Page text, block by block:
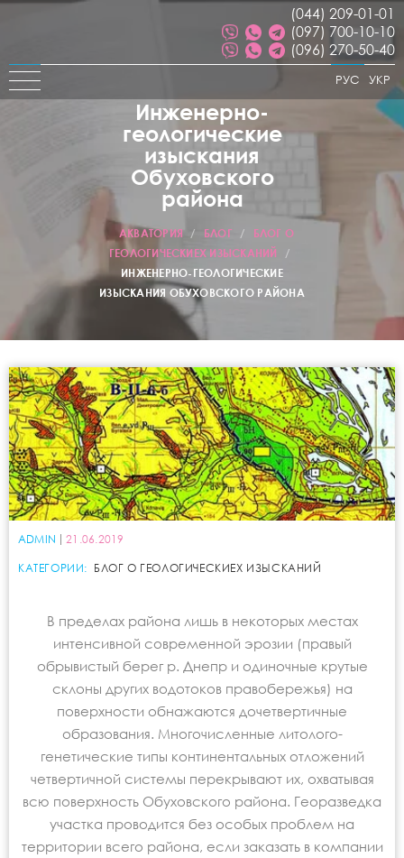
(044) 209-01-01
(097) 700-10-10
(096) 270-50-40
УКР
РУС
Инженерно-
геологические
изыскания
Обуховского
района
АКВАТОРИЯ / БЛОГ /
БЛОГ О
ГЕОЛОГИЧЕСКИЕХ ИЗЫСКАНИЙ
/
ИНЖЕНЕРНО-ГЕОЛОГИЧЕСКИЕ
ИЗЫСКАНИЯ ОБУХОВСКОГО РАЙОНА
ADMIN 21.06.2019
КАТЕГОРИИ: БЛОГ О ГЕОЛОГИЧЕСКИЕХ ИЗЫСКАНИЙ
В пределах района лишь в некоторых местах
интенсивной современной эрозии (правый
обрывистый берег р. Днепр и одиночные крутые
склоны других водотоков правобережья) на
поверхности обнажаются дочетвертичные
образования. Многочисленные литолого-
генетические типы континентальных отложений
четвертичной системы перекрывают их, охватывая
всю поверхность Обуховского района. Георазведка
участка проводится без особых проблем на
территории всего района, если заказать в компании